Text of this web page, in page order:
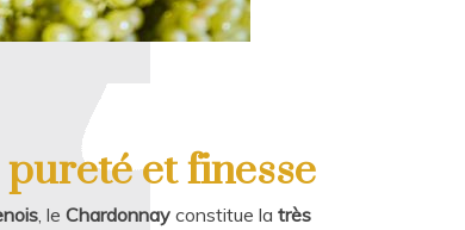
et finesse
, le Chardonnay constitue la très